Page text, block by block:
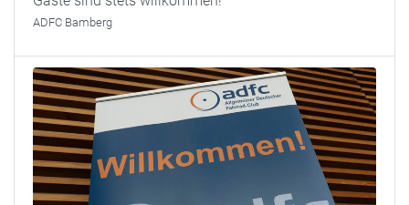
ADFC Bamberg